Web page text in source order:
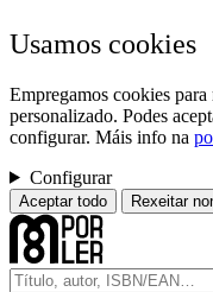
Usamos cookies
Empregamos cookies
personalizado. Podes
configurar. Máis info na
Configurar
Aceptar todo Rexeitar